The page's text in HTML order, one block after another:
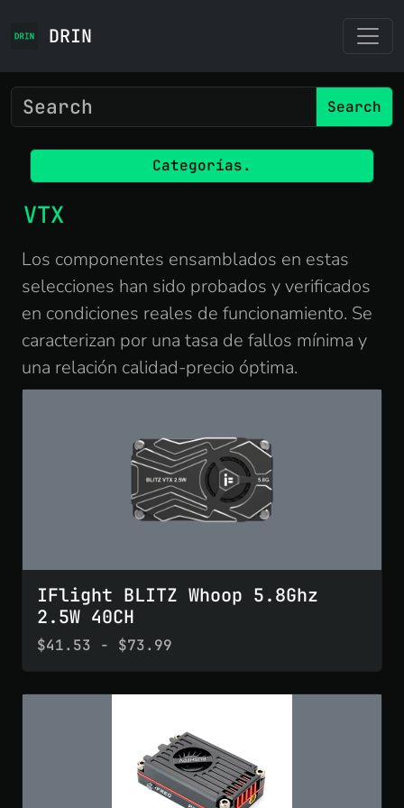
DRIN
Search
Categorías.
VTX
Los componentes ensamblados en estas
selecciones han sido probados y verificados
en condiciones reales de funcionamiento. Se
caracterizan por una tasa de fallos mínima y
una relación calidad-precio óptima.
IFlight BLITZ Whoop 5.8Ghz
2.5W 40CH
$41.53 - $73.99